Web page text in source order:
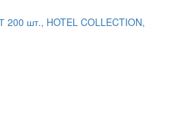
шт., HOTEL COLLECTION,